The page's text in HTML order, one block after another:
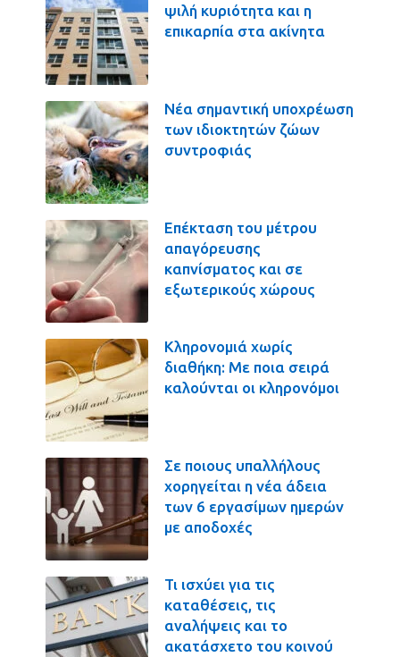
ψιλή κυριότητα και η
επικαρπία στα ακίνητα
Νέα σημαντική υποχρέωση
των ιδιοκτητών ζώων
συντροφιάς
Επέκταση του μέτρου
απαγόρευσης
καπνίσματος και σε
εξωτερικούς χώρους
Κληρονομιά χωρίς
διαθήκη: Με ποια σειρά
καλούνται οι κληρονόμοι
Σε ποιους υπαλλήλους
χορηγείται η νέα άδεια
των 6 εργασίμων ημερών
με αποδοχές
Τι ισχύει για τις
καταθέσεις, τις
αναλήψεις και το
ακατάσχετο του κοινού